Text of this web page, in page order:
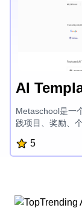
AI
Metaschool是一
践项目、奖励、
致力于让创建变
开发领域创造成
5